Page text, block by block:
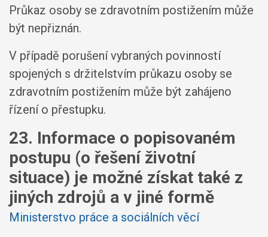
Průkaz osoby se zdravotním postižením může
být nepřiznán.
V případě porušení vybraných povinností
spojených s držitelstvím průkazu osoby se
zdravotním postižením může být zahájeno
řízení o přestupku.
23. Informace o popisovaném
postupu (o řešení životní
situace) je možné získat také z
jiných zdrojů a v jiné formě
Ministerstvo práce a sociálních věcí